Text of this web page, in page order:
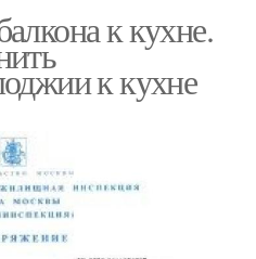
к кухне.
к кухне